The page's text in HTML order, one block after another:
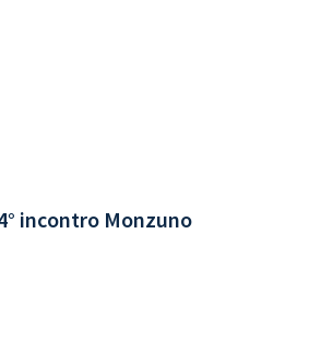
incontro Monzuno